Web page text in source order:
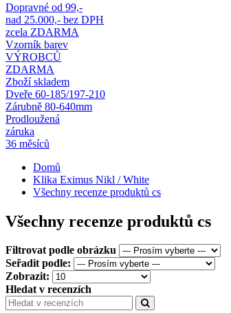
Dopravné od 99,-
nad 25.000,- bez DPH
zcela ZDARMA
Vzorník barev
VÝROBCŮ
ZDARMA
Zboží skladem
Dveře 60-185/197-210
Zárubně 80-640mm
Prodloužená
záruka
36 měsíců
Domů
Klika Eximus Nikl / White
Všechny recenze produktů cs
Všechny recenze produktů cs
Filtrovat podle obrázku
Seřadit podle:
Zobrazit:
Hledat v recenzích